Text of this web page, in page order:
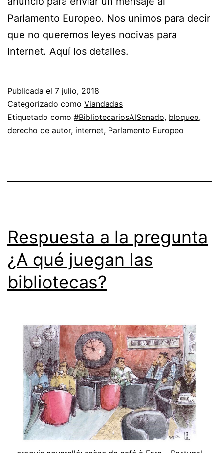
Parlamento Europeo. Nos unimos para decir
que no queremos leyes nocivas para
Internet. Aquí los detalles.
Publicada el 7 julio, 2018
Categorizado como Viandadas
Etiquetado como #BibliotecariosAlSenado, bloqueo,
derecho de autor, internet, Parlamento Europeo
Respuesta a la pregunta
¿A qué juegan las
bibliotecas?